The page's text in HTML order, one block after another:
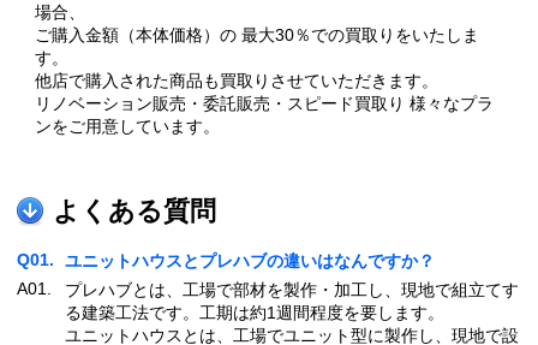
場合、
ご購入金額（本体価格）の 最大30％での買取りをいたしま
す。
他店で購入された商品も買取りさせていただきます。
リノベーション販売・委託販売・スピード買取り 様々なプラ
ンをご用意しています。
よくある質問
Q01.
ユニットハウスとプレハブの違いはなんですか？
A01.
プレハブとは、工場で部材を製作・加工し、現地で組立てす
る建築工法です。工期は約1週間程度を要します。
ユニットハウスとは、工場でユニット型に製作し、現地で設